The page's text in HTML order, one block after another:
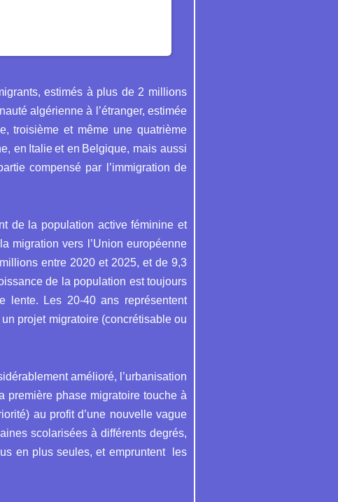
estimés à plus de 2 millions
algérienne à l’étranger, estimée
troisième et même une quatrième
en Italie et en Belgique, mais aussi
compensé par l’immigration de
de la population active féminine et
migration vers l’Union européenne
entre 2020 et 2025, et de 9,3
de la population est toujours
lente. Les 20-40 ans représentent
projet migratoire (concrétisable ou
amélioré, l’urbanisation
première phase migratoire touche à
au profit d’une nouvelle vague
scolarisées à différents degrés,
en plus seules, et empruntent les